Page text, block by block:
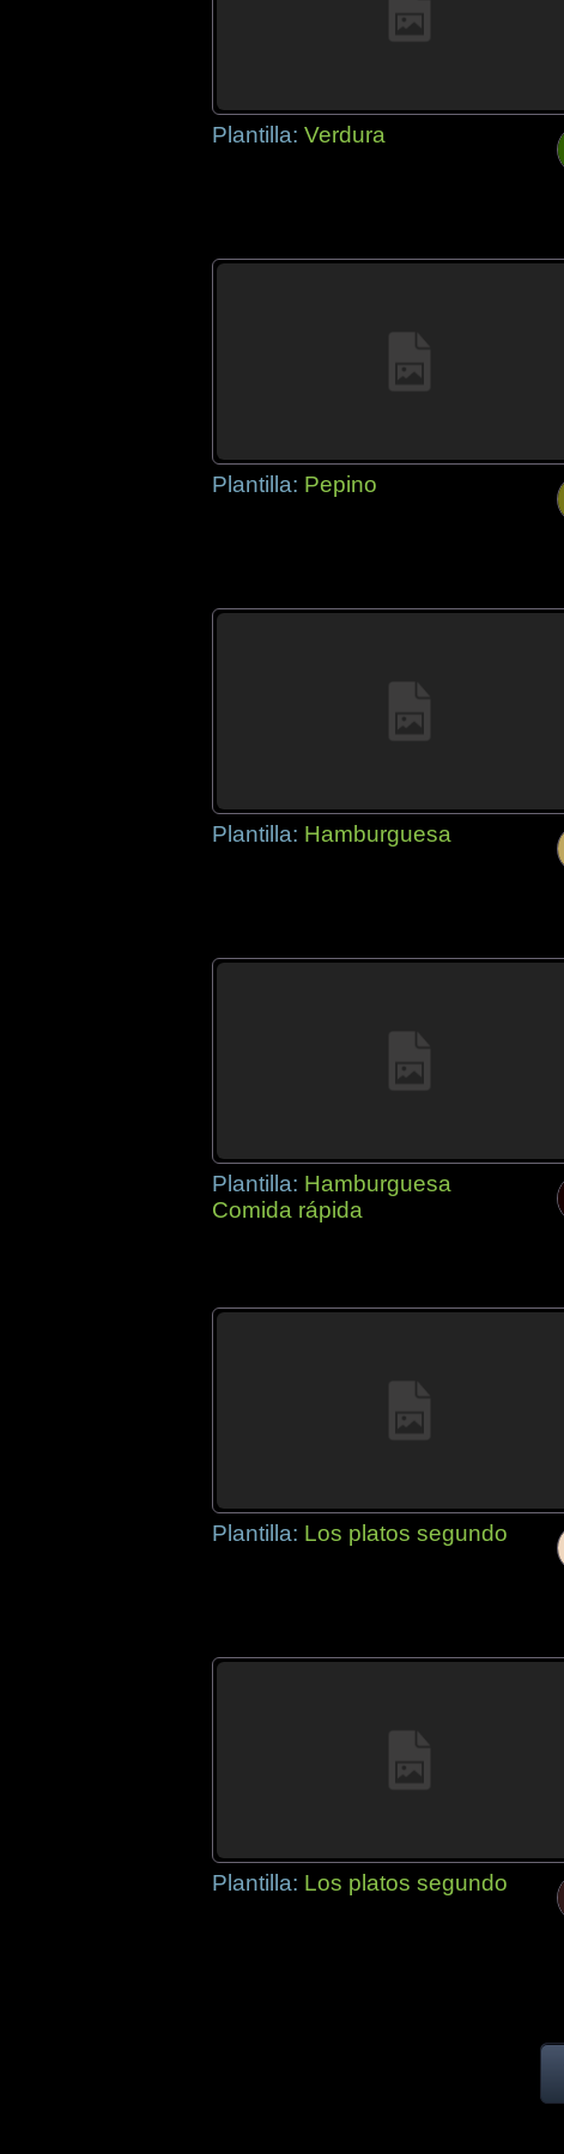
Plantilla: Verdura
Plantilla: Pepino
Plantilla: Hamburguesa
Plantilla: Hamburguesa
Comida rápida
Plantilla: Los platos segundo
Plantilla: Los platos segundo